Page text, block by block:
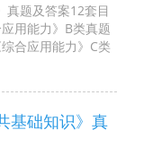
真题及答案12套目
用能力》B类真题
合应用能力》C类
基础知识》真